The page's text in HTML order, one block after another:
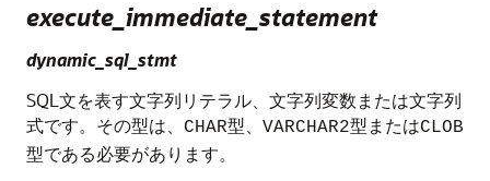
execute_immediate_statement
dynamic_sql_stmt
SQL文を表す文字列リテラル、文字列変数または文字列
式です。その型は、
CHAR型、 VARCHAR2型またはCLOB
型である必要があります。